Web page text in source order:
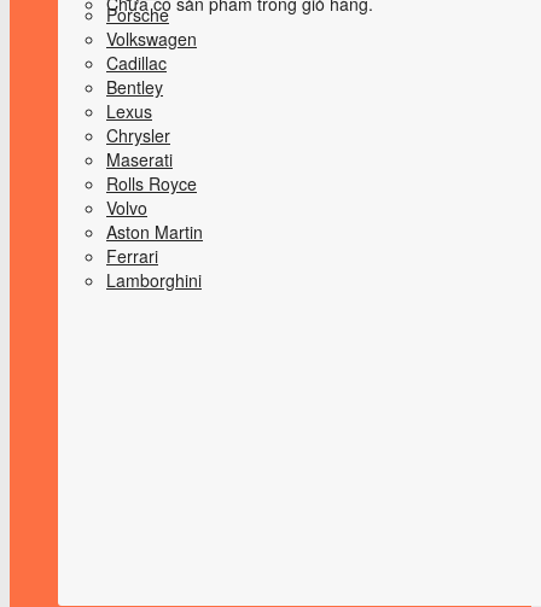
Porsche
Volkswagen
Cadillac
Bentley
Lexus
Chrysler
Maserati
Rolls Royce
Volvo
Aston Martin
Ferrari
Lamborghini